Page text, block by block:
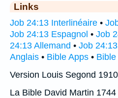
Links
Job 24:13 Interlinéaire •
Job 24:13 Espagnol • Job
24:13 Allemand • Job
Anglais • Bible Apps •
Version Louis Segond 1910
La Bible David Martin 1744